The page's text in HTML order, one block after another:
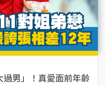
男」！真愛面前年齡